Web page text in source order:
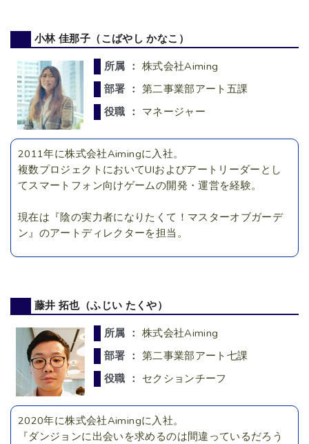
小林 佳那子（こばやし かなこ）
所属 ： 株式会社Aiming
部署 ： 第二事業部アート五課
役職 ： マネージャー
2011年に株式会社Aimingに入社。
複数プロジェクトにおいてUIおよびアートリーダーとし
てスマートフォン向けゲームの開発・運営を経験。
現在は『陰の実力者になりたくて！マスターオブガーデ
ン』のアートディレクターを担当。
藤井 拓也（ふじい たくや）
所属 ： 株式会社Aiming
部署 ： 第二事業部アート七課
役職 ： セクションチーフ
2020年に株式会社Aimingに入社。
『ダンジョンに出会いを求めるのは間違っているだろう